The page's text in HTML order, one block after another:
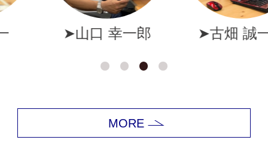
郎 ➤古畑 誠一郎 ➤岩井
MORE